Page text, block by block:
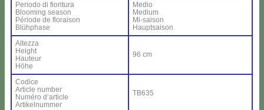
Pe­rio­do di fio­ri­tu­ra
Bloo­ming sea­son
Pé­rio­de de flo­rai­son
Blü­h­pha­se
Me­dio
Me­dium
Mi-sai­son
Haup­tsai­son
Al­tez­za
Height
Hau­teur
Hö­he
96 cm
Co­di­ce
Ar­ti­cle num­ber
Nu­mé­ro d’ar­ti­cle
Ar­ti­kel­num­mer
TB635